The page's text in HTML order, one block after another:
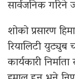
सार्वजनिक गरिने
शोको प्रसारण
रियालिटी
कार्यकारी